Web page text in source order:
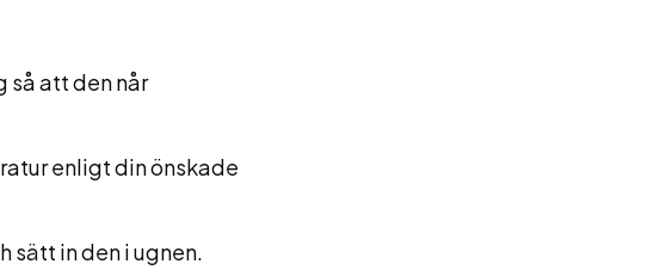
så att den når
enligt din önskade
sätt in den i ugnen.